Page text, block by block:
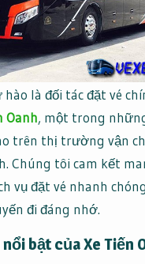
hào là đối tác đặt vé
Oanh, một trong
trên thị trường vận
Chúng tôi cam kết
vụ đặt vé nhanh
đi đáng nhớ.
bật của Xe Tiến